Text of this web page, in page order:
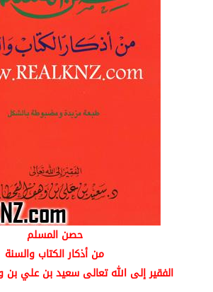
حصن المسلم
من أذكار الكتاب والسنة
الفقير إلى الله تعالى سعيد بن علي